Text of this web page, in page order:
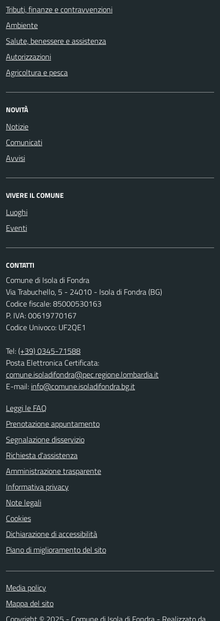
Tributi, finanze e contravvenzioni
Ambiente
Salute, benessere e assistenza
Autorizzazioni
Agricoltura e pesca
NOVITÀ
Notizie
Comunicati
Avvisi
VIVERE IL COMUNE
Luoghi
Eventi
CONTATTI
Comune di Isola di Fondra
Via Trabuchello, 5 - 24010 - Isola di Fondra (BG)
Codice fiscale: 85000530163
P. IVA: 00619770167
Codice Univoco: UF2QE1
Tel:(+39) 0345-71588
Posta Elettronica Certificata:
comune.isoladifondra@pec.regione.lombardia.it
E-mail: info@comune.isoladifondra.bg.it
Leggi le FAQ
Prenotazione appuntamento
Segnalazione disservizio
Richiesta d'assistenza
Amministrazione trasparente
Informativa privacy
Note legali
Cookies
Dichiarazione di accessibilità
Piano di miglioramento del sito
Media policy
Mappa del sito